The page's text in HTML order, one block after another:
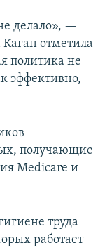
делало», —
отметила
политика не
эффективно,
получающие
Medicare и
труда
работает